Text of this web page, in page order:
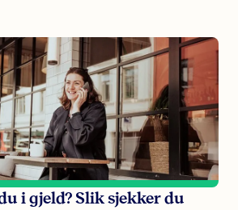
i gjeld? Slik sjekker du